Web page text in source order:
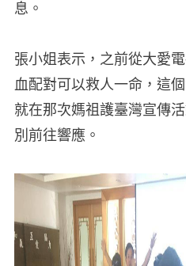
息。
張小姐表示，之前從大愛
血配對可以救人一命，這
就在那次媽祖護臺灣宣傳
別前往響應。